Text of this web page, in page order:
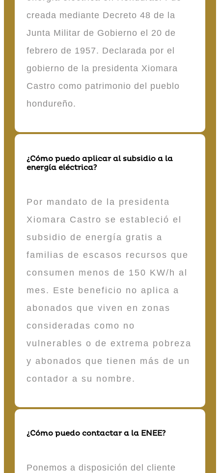
creada mediante Decreto 48 de la
Junta Militar de Gobierno el 20 de
febrero de 1957. Declarada por el
gobierno de la presidenta Xiomara
Castro como patrimonio del pueblo
hondureño.
¿Cómo puedo aplicar al subsidio a la
energía eléctrica?
Por mandato de la presidenta
Xiomara Castro se estableció el
subsidio de energía gratis a
familias de escasos recursos que
consumen menos de 150 KW/h al
mes. Este beneficio no aplica a
abonados que viven en zonas
consideradas como no
vulnerables o de extrema pobreza
y abonados que tienen más de un
contador a su nombre.
¿Cómo puedo contactar a la ENEE?
Ponemos a disposición del cliente